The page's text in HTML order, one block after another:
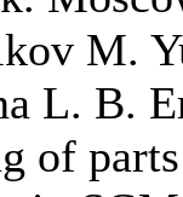
M.
L. B.
of